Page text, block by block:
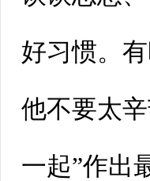
好习惯。
他不要太
一起”作出